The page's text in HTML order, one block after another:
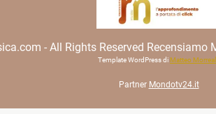
- All Rights Reserved Recensiamo
Template WordPress di Matteo
Partner Mondotv24.it